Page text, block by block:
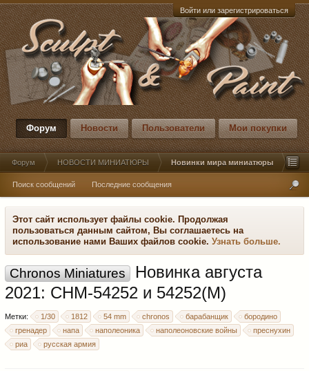
Войти или зарегистрироваться
Форум Новости Пользователи Мои покупки
Форум НОВОСТИ МИНИАТЮРЫ Новинки мира миниатюры
Поиск сообщений Последние сообщения
Этот сайт использует файлы cookie. Продолжая
пользоваться данным сайтом, Вы соглашаетесь на
использование нами Ваших файлов cookie. Узнать больше.
Chronos Miniatures
Новинка августа
2021: CHM-54252 и 54252(M)
Метки: 1/30 1812 54 mm chronos барабанщик
бородино
гренадер
напа наполеоника наполеоновские войны
преснухин
риа
русская армия